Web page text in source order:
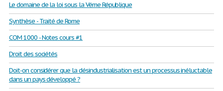
Le domaine de la loi sous la Véme République
Synthèse - Traité de Rome
COM 1000 - Notes cours #1
Droit des sociétés
Doit-on considérer que la désindustrialisation est un processus inéluctable
dans un pays développé ?